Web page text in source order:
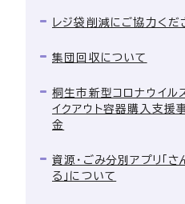
レジ袋削減にご協力くだ
集団回収について
桐生市新型コロナウイル
イクアウト容器購入支援
金
資源・ごみ分別アプリ「さ
る」について